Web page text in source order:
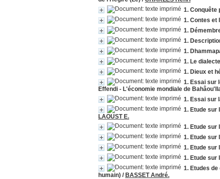
1. Conquête
1. Contes et
1.
1.
1.
1. Le
1. Dieux et
1. Essai sur
Effendi - L'économie mondiale de
1. Essai sur
1. Etude sur
LAOUST E.
1. Etude sur
1. Etude sur
1. Etude sur
1. Etude sur
1. Etudes
humain) / BASSET André.